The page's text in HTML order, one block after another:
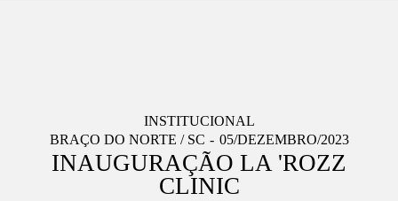
INSTITUCIONAL
BRAÇO DO NORTE / SC
05/DEZEMBRO/2023
INAUGURAÇÃO LA 'ROZZ
CLINIC